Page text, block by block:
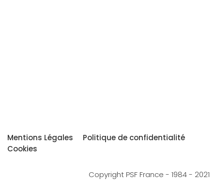
Mentions Légales
Politique de confidentialité
Cookies
Copyright PSF France - 1984 - 2021